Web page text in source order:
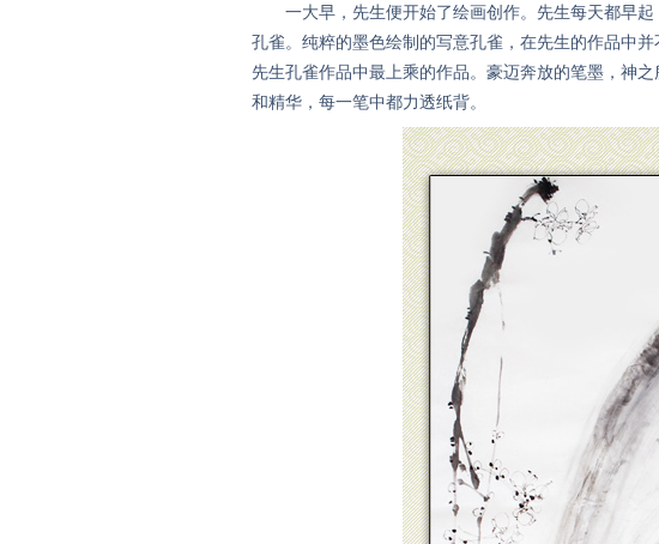
一大早，先生便开始了绘画创作。先生每天都早起
孔雀。纯粹的墨色绘制的写意孔雀，在先生的作品中
先生孔雀作品中最上乘的作品。豪迈奔放的笔墨，神
和精华，每一笔中都力透纸背。